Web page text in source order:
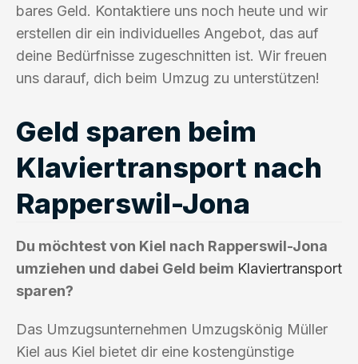
bares Geld. Kontaktiere uns noch heute und wir
erstellen dir ein individuelles Angebot, das auf
deine Bedürfnisse zugeschnitten ist. Wir freuen
uns darauf, dich beim Umzug zu unterstützen!
Geld sparen beim
Klaviertransport nach
Rapperswil-Jona
Du möchtest von Kiel nach Rapperswil-Jona
umziehen und dabei Geld beim Klaviertransport
sparen?
Das Umzugsunternehmen Umzugskönig Müller
Kiel aus Kiel bietet dir eine kostengünstige